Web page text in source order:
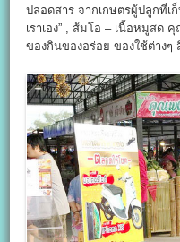
ปลอดสาร จากเกษตรผู้ปลูกที่เ
เราเอง” , ส้มโอ – เนื้อหมูส
ของกินของอร่อย ของใช้ต่าง